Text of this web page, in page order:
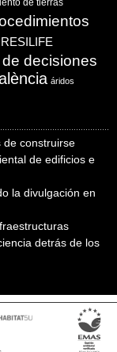
de tierras
RESILIFE
decisiones
áridos
de construirse
de edificios e
la divulgación en
detrás de los